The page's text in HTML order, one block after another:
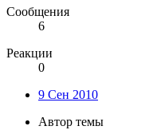
Сообщения
6
Реакции
0
9 Сен 2010
Автор темы